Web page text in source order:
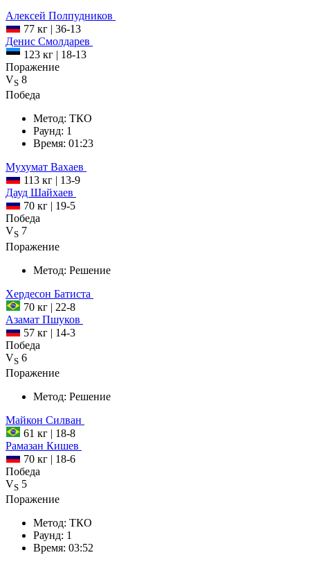
Алексей Полпудников
77 кг | 36-13
Денис Смолдарев
123 кг | 18-13
Поражение
VS 8
Победа
Метод: ТКО
Раунд: 1
Время: 01:23
Мухумат Вахаев
113 кг | 13-9
Дауд Шайхаев
70 кг | 19-5
Победа
VS 7
Поражение
Метод: Решение
Хердесон Батиста
70 кг | 22-8
Азамат Пшуков
57 кг | 14-3
Победа
VS 6
Поражение
Метод: Решение
Майкон Силван
61 кг | 18-8
Рамазан Кишев
70 кг | 18-6
Победа
VS 5
Поражение
Метод: ТКО
Раунд: 1
Время: 03:52